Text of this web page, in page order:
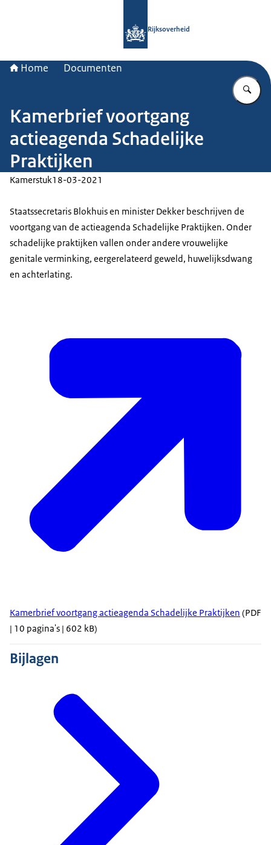
Rijksoverheid
Home Documenten
Kamerbrief voortgang
actieagenda Schadelijke
Praktijken
Kamerstuk18-03-2021
Staatssecretaris Blokhuis en minister Dekker beschrijven de
voortgang van de actieagenda Schadelijke Praktijken. Onder
schadelijke praktijken vallen onder andere vrouwelijke
genitale verminking, eergerelateerd geweld, huwelijksdwang
en achterlating.
Kamerbrief voortgang actieagenda Schadelijke Praktijken (PDF
| 10 pagina's | 602 kB)
Bijlagen